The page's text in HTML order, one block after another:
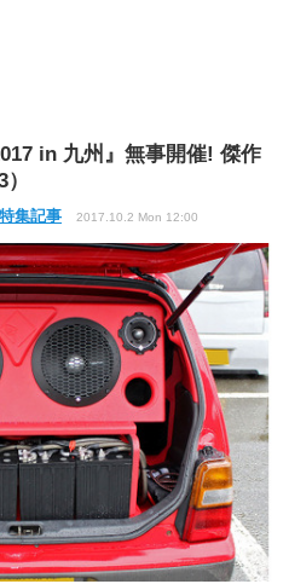
in 九州』無事開催! 傑作
集記事 2017.10.2 Mon 12:00